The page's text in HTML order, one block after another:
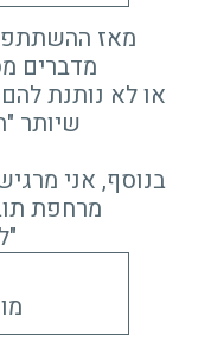
מאז
מדברים
או לא נותנת
שיותר
בנוסף, אני
מרחפת